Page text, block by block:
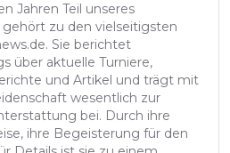
Jahren Teil unseres
zu den vielseitigsten
Sie berichtet
über aktuelle Turniere,
und Artikel und trägt mit
wesentlich zur
bei. Durch ihre
ihre Begeisterung für den